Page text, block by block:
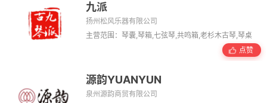
九派
扬州松风乐器有限公司
主营范围：琴囊,琴箱,七弦琴,共鸣箱,老杉木古琴,琴桌
点赞
源韵YUANYUN
泉州源韵商贸有限公司